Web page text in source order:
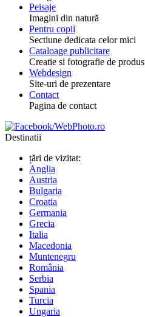
Peisaje
Imagini din natură
Pentru copii
Sectiune dedicata celor mici
Cataloage publicitare
Creatie si fotografie de produs
Webdesign
Site-uri de prezentare
Contact
Pagina de contact
Destinatii
țări de vizitat:
Anglia
Austria
Bulgaria
Croatia
Germania
Grecia
Italia
Macedonia
Muntenegru
România
Serbia
Spania
Turcia
Ungaria